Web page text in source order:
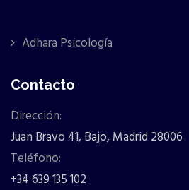
Adhara Psicología
Contacto
Dirección:
Juan Bravo 41, Bajo, Madrid 28006
Teléfono:
+34 639 135 102